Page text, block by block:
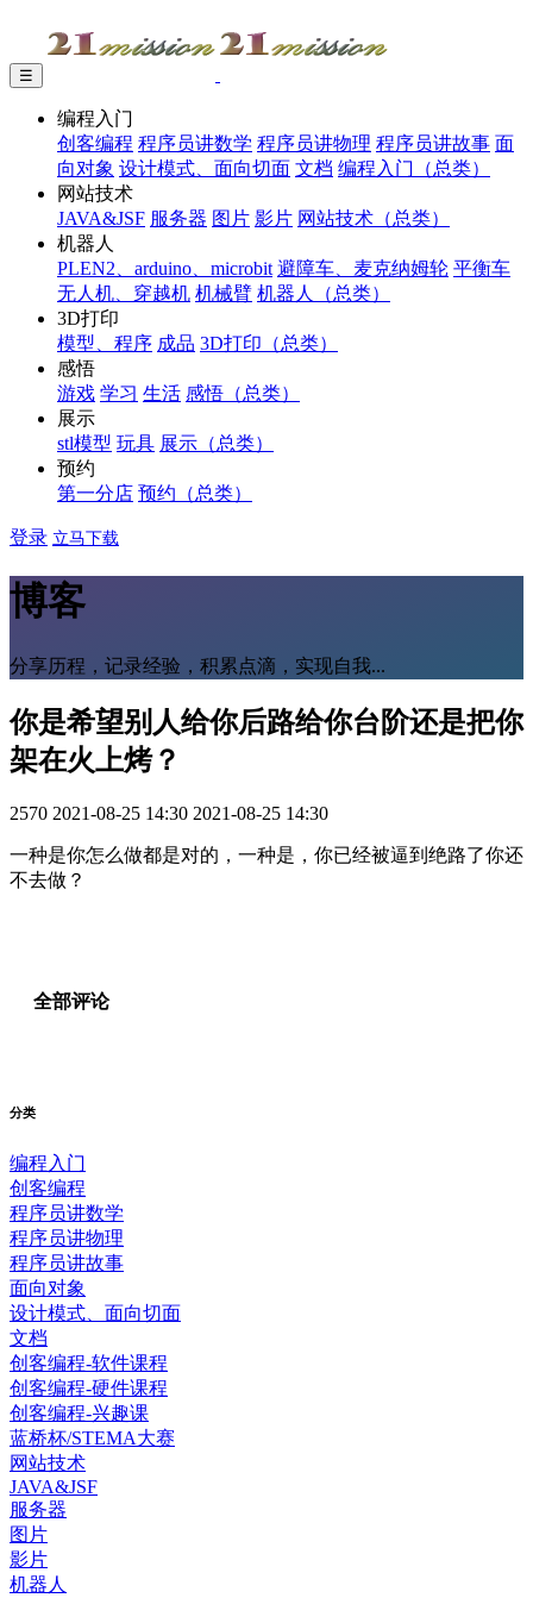
☰
编程入门
创客编程 程序员讲数学 程序员讲物理 程序员讲故事 面
向对象 设计模式、面向切面 文档 编程入门（总类）
网站技术
JAVA&JSF 服务器 图片 影片 网站技术（总类）
机器人
PLEN2、arduino、microbit 避障车、麦克纳姆轮 平衡车
无人机、穿越机 机械臂 机器人（总类）
3D打印
模型、程序 成品 3D打印（总类）
感悟
游戏 学习 生活 感悟（总类）
展示
stl模型 玩具 展示（总类）
预约
第一分店 预约（总类）
登录 立马下载
博客
分享历程，记录经验，积累点滴，实现自我...
你是希望别人给你后路给你台阶还是把你
架在火上烤？
2570 2021-08-25 14:30 2021-08-25 14:30
一种是你怎么做都是对的，一种是，你已经被逼到绝路了你还
不去做？
全部评论
分类
编程入门
创客编程
程序员讲数学
程序员讲物理
程序员讲故事
面向对象
设计模式、面向切面
文档
创客编程-软件课程
创客编程-硬件课程
创客编程-兴趣课
蓝桥杯/STEMA大赛
网站技术
JAVA&JSF
服务器
图片
影片
机器人